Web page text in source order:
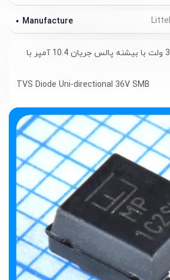
Manufacture
دیود TVS یک جهته 36 ولت با بیشنه پالس جریان 10.4 آمپر با
TVS Diode Uni-directional 36V SMB